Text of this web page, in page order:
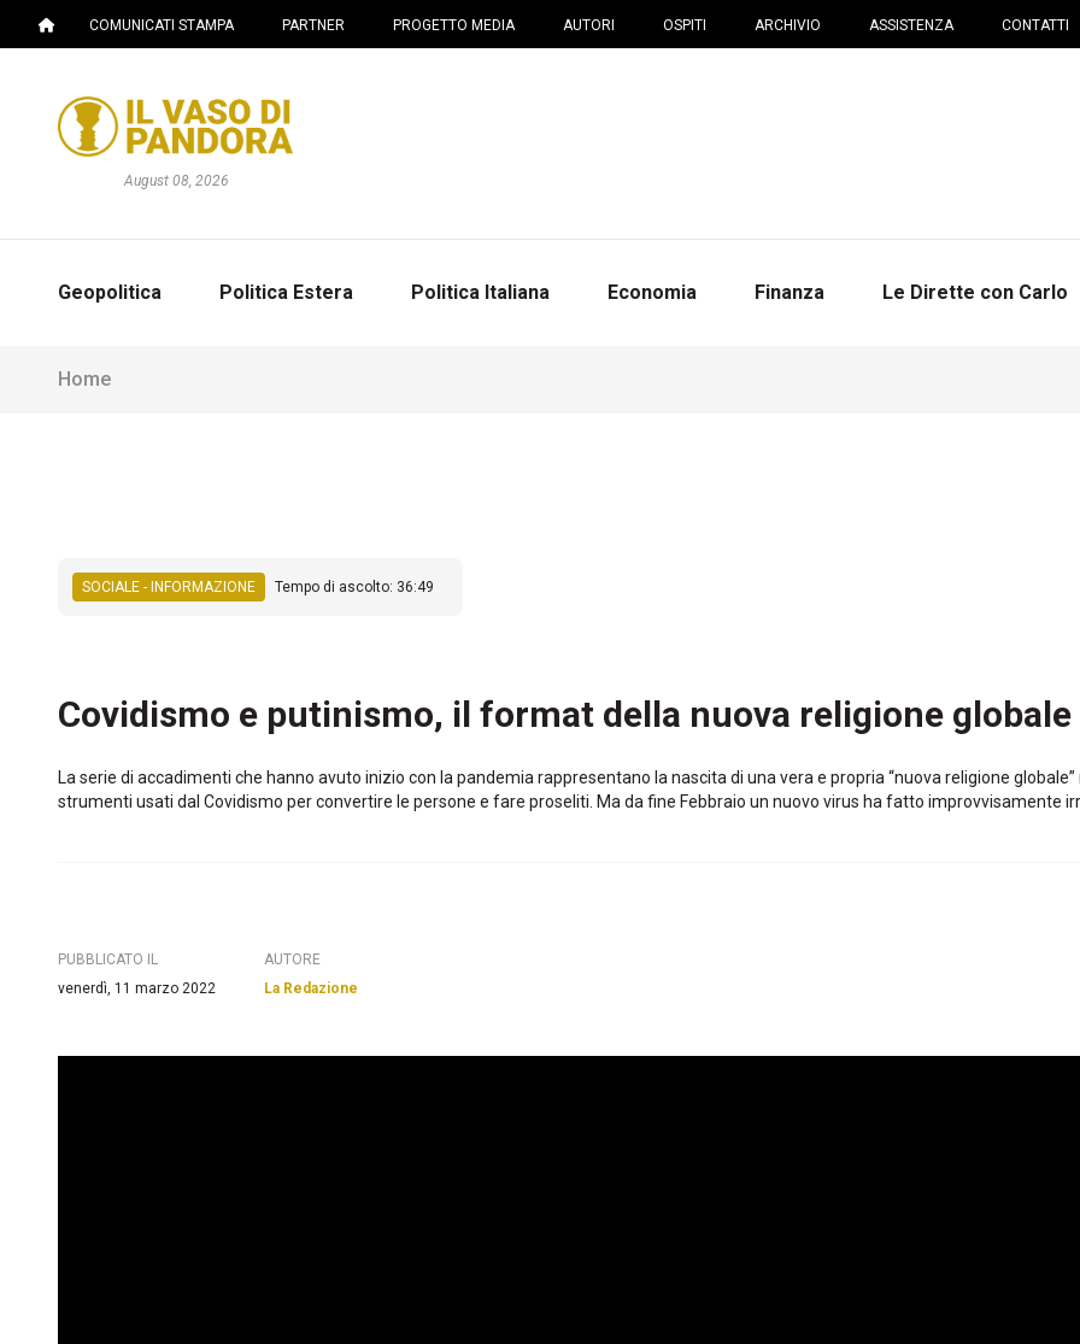
COMUNICATI STAMPA PARTNER PROGETTO MEDIA AUTORI OSPITI ARCHIVIO ASSISTENZA CONTATTI
August 08, 2026
Geopolitica Politica Estera Politica Italiana Economia Finanza Le Dirette con Carlo
Home
SOCIALE - INFORMAZIONE Tempo di ascolto: 36:49
Covidismo e putinismo, il format della nuova religione
La serie di accadimenti che hanno avuto inizio con la pandemia rappresentano la nascita di una vera e propria “nuova religione globale”
strumenti usati dal Covidismo per convertire le persone e fare proseliti. Ma da fine Febbraio un nuovo virus ha fatto improvvisamente
PUBBLICATO IL
venerdì, 11 marzo 2022
AUTORE
La Redazione